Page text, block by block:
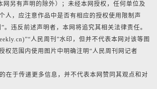
另有声明的除外）；未经本网授权，任何单位及
人，应注意作品中是否有相应的授权使用限制声
违反前述声明者，本网将追究其相关法律责任。
人民周刊”水印，但并不代表本网对该等图
权范围内使用图片中明确注明“人民周刊网记者
在于传递更多信息，并不代表本网赞同其观点和对